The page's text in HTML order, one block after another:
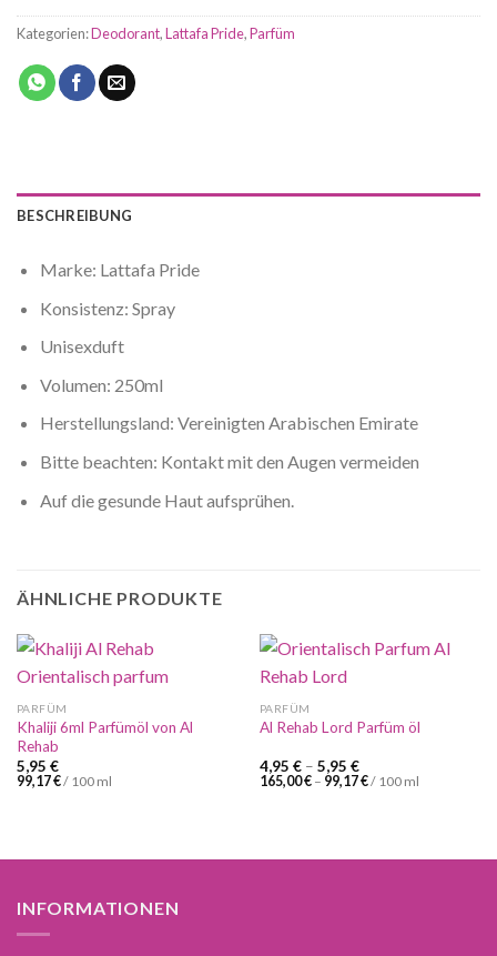
Kategorien:Deodorant,Lattafa Pride,Parfüm
BESCHREIBUNG
Marke: Lattafa Pride
Konsistenz: Spray
Unisexduft
Volumen: 250ml
Herstellungsland: Vereinigten Arabischen Emirate
Bitte beachten: Kontakt mit den Augen vermeiden
Auf die gesunde Haut aufsprühen.
ÄHNLICHE PRODUKTE
PARFÜM
Khaliji 6ml Parfümöl von Al
Rehab
5,95 €
99,17€/ 100 ml
PARFÜM
Al Rehab Lord Parfüm öl
4,95 €– 5,95 €
165,00€– 99,17€/ 100 ml
INFORMATIONEN